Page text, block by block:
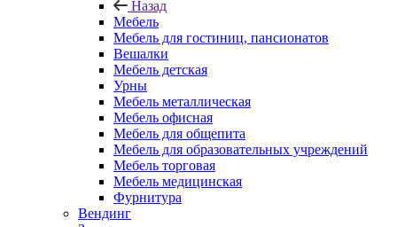
Назад
Мебель
Мебель для гостиниц, пансионатов
Вешалки
Мебель детская
Урны
Мебель металлическая
Мебель офисная
Мебель для общепита
Мебель для образовательных учреждений
Мебель торговая
Мебель медицинская
Фурнитура
Вендинг